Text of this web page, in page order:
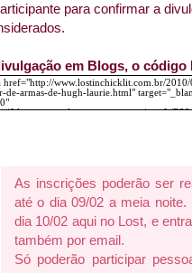
para confirmar a
em Blogs, o código
As inscrições poderão ser
até o dia 09/02 a meia
dia 10/02 aqui no Lost, e
também por email.
Só poderão participar